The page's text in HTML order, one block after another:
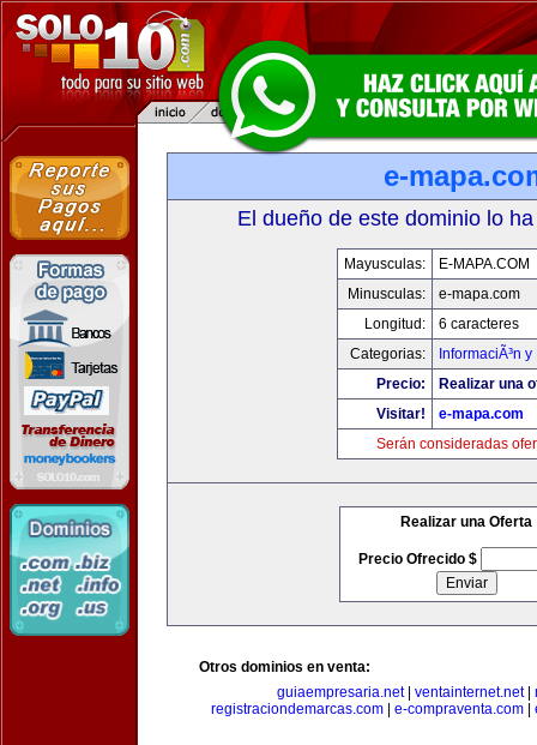
e-
El dueño de este dominio lo
Mayusculas:
E-MAPA.COM
Minusculas:
e-mapa.com
Longitud:
6 caracteres
Categorias:
InformaciÃ³n
Precio:
Realizar una
Visitar!
e-mapa.com
Serán consideradas
Realizar una Oferta
Precio Ofrecido $
Otros dominios en venta:
guiaempresaria.net| ventainternet.net|
registraciondemarcas.com| e-compraventa.com|